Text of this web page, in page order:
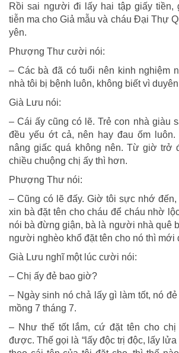
Rồi sai người đi lấy hai tập giấy tiền,
tiễn ma cho Giả mẫu và cháu Đại Thự
yên.
Phượng Thư cười nói:
– Các bà đã có tuổi nên kinh nghiệm
nhà tôi bị bệnh luôn, không biết vì
Già Lưu nói:
– Cái ấy cũng có lẽ. Trẻ con nhà giàu
đều yếu ớt cả, nên hay đau ốm
nâng giấc quá không nên. Từ giờ trở
chiều chuộng chị ấy thì hơn.
Phượng Thư nói:
– Cũng có lẽ đấy. Giờ tôi sực nhớ
xin bà đặt tên cho cháu để cháu nhờ
nói bà đừng giận, bà là người nhà quê
người nghèo khổ đặt tên cho nó thì mới
Già Lưu nghĩ một lúc cười nói:
– Chị ấy đẻ bao giờ?
– Ngày sinh nó chả lấy gì làm tốt, nó đẻ
mồng 7 tháng 7.
– Như thế tốt lắm, cứ đặt tên cho
được. Thế gọi là “lấy độc trị độc, lấy